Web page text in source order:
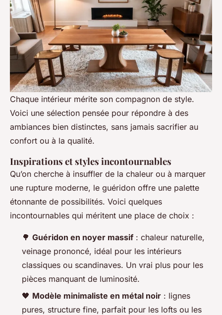
Chaque intérieur mérite son compagnon de style.
Voici une sélection pensée pour répondre à des
ambiances bien distinctes, sans jamais sacrifier au
confort ou à la qualité.
Inspirations et styles incontournables
Qu’on cherche à insuffler de la chaleur ou à marquer
une rupture moderne, le guéridon offre une palette
étonnante de possibilités. Voici quelques
incontournables qui méritent une place de choix :
🌳 Guéridon en noyer massif : chaleur naturelle,
veinage prononcé, idéal pour les intérieurs
classiques ou scandinaves. Un vrai plus pour les
pièces manquant de luminosité.
🖤 Modèle minimaliste en métal noir : lignes
pures, structure fine, parfait pour les lofts ou les